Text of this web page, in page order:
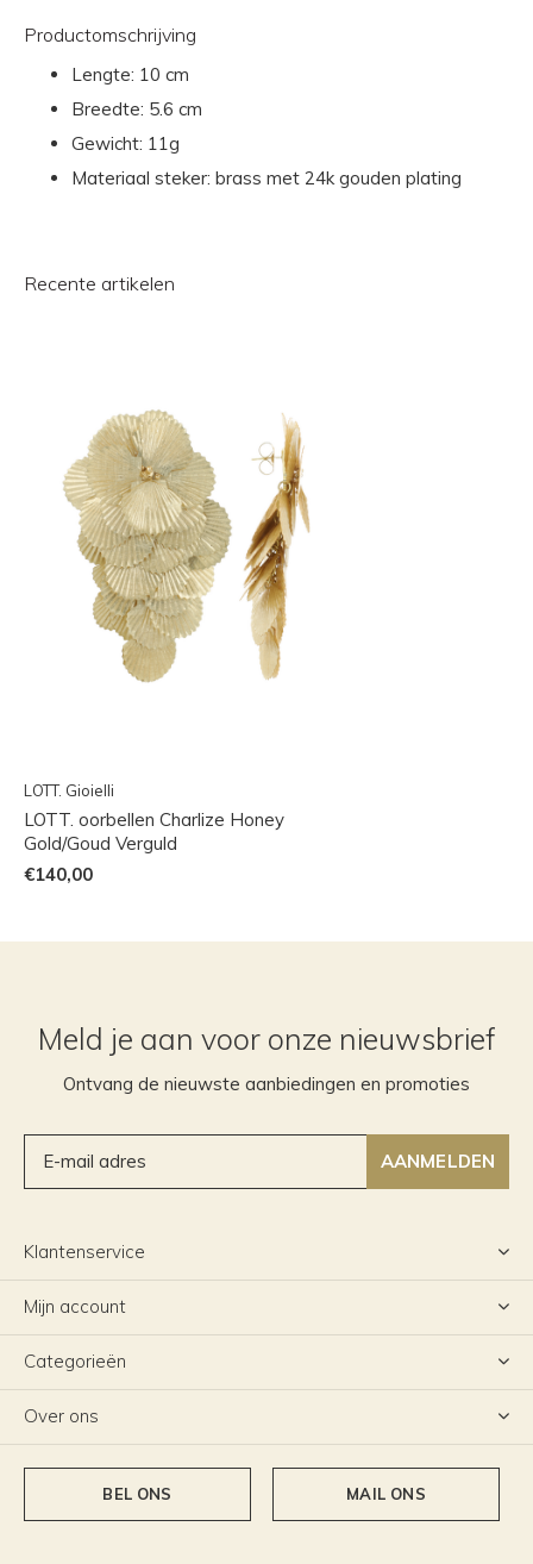
Productomschrijving
Lengte: 10 cm
Breedte: 5.6 cm
Gewicht: 11g
Materiaal steker: brass met 24k gouden plating
Recente artikelen
LOTT. Gioielli
LOTT. oorbellen Charlize Honey
Gold/Goud Verguld
€140,00
Meld je aan voor onze nieuwsbrief
Ontvang de nieuwste aanbiedingen en promoties
AANMELDEN
Klantenservice
Mijn account
Categorieën
Over ons
BEL ONS MAIL ONS